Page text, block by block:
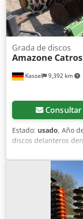
Kassel 9,392 km
Grada de discos
Amazone
Consultar
Estado: usado, Año
discos delanteros